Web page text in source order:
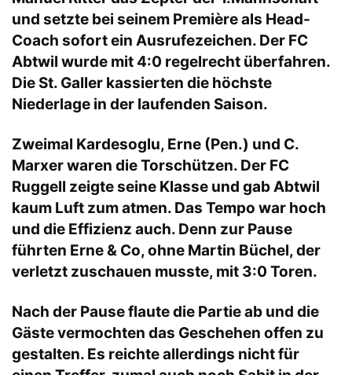
und setzte bei seinem Première als Head-
Coach sofort ein Ausrufezeichen. Der FC
Abtwil wurde mit 4:0 regelrecht überfahren.
Die St. Galler kassierten die höchste
Niederlage in der laufenden Saison.
Zweimal Kardesoglu, Erne (Pen.) und C.
Marxer waren die Torschützen. Der FC
Ruggell zeigte seine Klasse und gab Abtwil
kaum Luft zum atmen. Das Tempo war hoch
und die Effizienz auch. Denn zur Pause
führten Erne & Co, ohne Martin Büchel, der
verletzt zuschauen musste, mit 3:0 Toren.
Nach der Pause flaute die Partie ab und die
Gäste vermochten das Geschehen offen zu
gestalten. Es reichte allerdings nicht für